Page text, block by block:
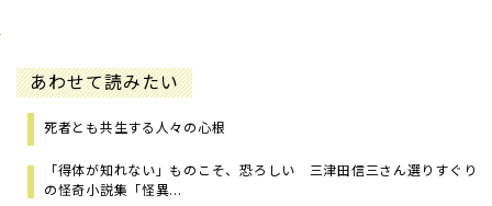
あわせて読みたい
死者とも共生する人々の心根
「得体が知れない」ものこそ、恐ろしい 三津田信三さん選りすぐり
の怪奇小説集「怪異...